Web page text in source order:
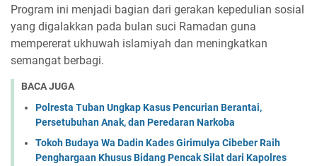
Program ini menjadi bagian dari gerakan kepedulian sosial
yang digalakkan pada bulan suci Ramadan guna
mempererat ukhuwah islamiyah dan meningkatkan
semangat berbagi.
BACA JUGA
Polresta Tuban Ungkap Kasus Pencurian Berantai,
Persetubuhan Anak, dan Peredaran Narkoba
Tokoh Budaya Wa Dadin Kades Girimulya Cibeber Raih
Penghargaan Khusus Bidang Pencak Silat dari Kapolres